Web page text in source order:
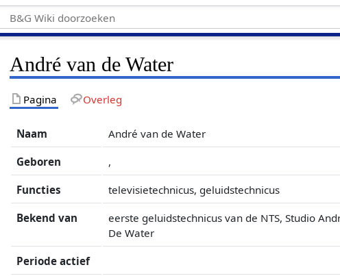
André van de Water
Pagina Overleg
Naam André van de Water
Geboren ,
Functies televisietechnicus, geluidstechnicus
Bekend van
eerste geluidstechnicus van de NTS, Studio
De Water
Periode actief